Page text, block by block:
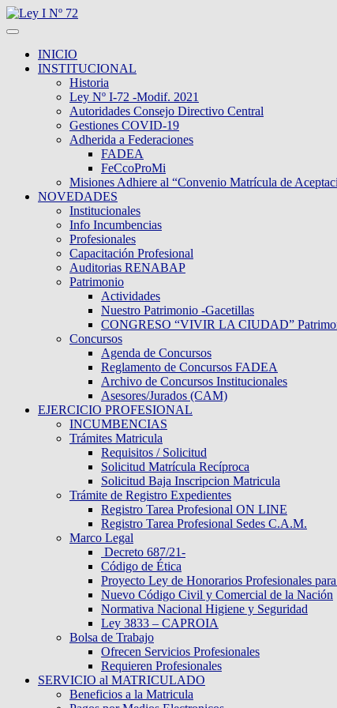
INICIO
INSTITUCIONAL
Historia
Ley Nº I-72 -Modif. 2021
Autoridades Consejo Directivo Central
Gestiones COVID-19
Adherida a Federaciones
FADEA
FeCcoProMi
Misiones Adhiere al “Convenio Matrícula de
NOVEDADES
Institucionales
Info Incumbencias
Profesionales
Capacitación Profesional
Auditorias RENABAP
Patrimonio
Actividades
Nuestro Patrimonio -Gacetillas
CONGRESO “VIVIR LA CIUDAD”
Concursos
Agenda de Concursos
Reglamento de Concursos FADEA
Archivo de Concursos Institucionales
Asesores/Jurados (CAM)
EJERCICIO PROFESIONAL
INCUMBENCIAS
Trámites Matricula
Requisitos / Solicitud
Solicitud Matrícula Recíproca
Solicitud Baja Inscripcion Matricula
Trámite de Registro Expedientes
Registro Tarea Profesional ON LINE
Registro Tarea Profesional Sedes C.A.M.
Marco Legal
Decreto 687/21-
Código de Ética
Proyecto Ley de Honorarios Profesionales
Nuevo Código Civil y Comercial de la Nación
Normativa Nacional Higiene y Seguridad
Ley 3833 – CAPROIA
Bolsa de Trabajo
Ofrecen Servicios Profesionales
Requieren Profesionales
SERVICIO al MATRICULADO
Beneficios a la Matricula